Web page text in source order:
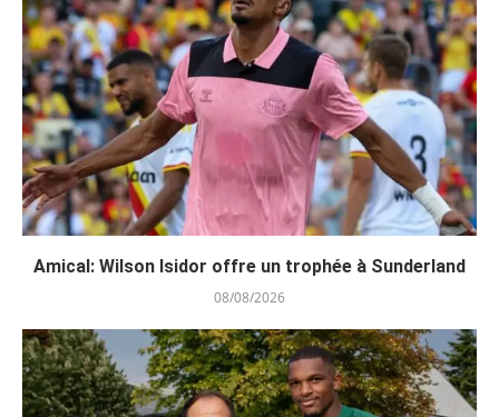
Amical: Wilson Isidor offre un trophée à Sunderland
08/08/2026